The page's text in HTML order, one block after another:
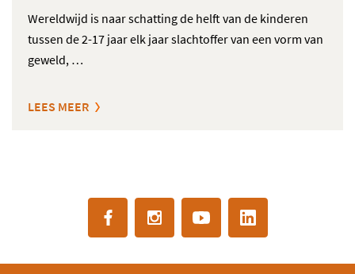
Wereldwijd is naar schatting de helft van de kinderen
tussen de 2-17 jaar elk jaar slachtoffer van een vorm van
geweld, …
LEES MEER